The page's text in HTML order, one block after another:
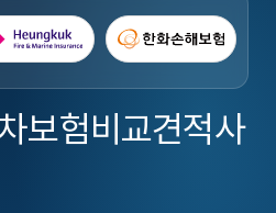
보험비교견적사